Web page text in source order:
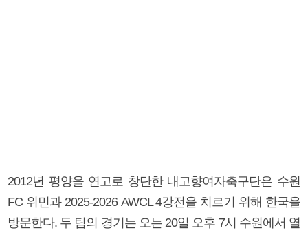
2012년 평양을 연고로 창단한 내고향여자축구단은 수원
FC 위민과 2025-2026 AWCL 4강전을 치르기 위해 한국을
방문한다. 두 팀의 경기는 오는 20일 오후 7시 수원에서 열